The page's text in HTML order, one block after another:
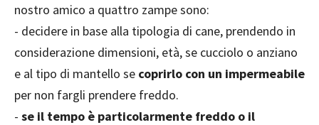
nostro amico a quattro zampe sono:
- decidere in base alla tipologia di cane, prendendo in
considerazione dimensioni, età, se cucciolo o anziano
e al tipo di mantello se coprirlo con un impermeabile
per non fargli prendere freddo.
- se il tempo è particolarmente freddo o il